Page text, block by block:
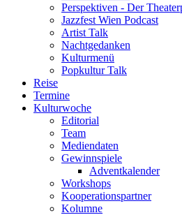
Perspektiven - Der
Jazzfest Wien Podcast
Artist Talk
Nachtgedanken
Kulturmenü
Popkultur Talk
Reise
Termine
Kulturwoche
Editorial
Team
Mediendaten
Gewinnspiele
Adventkalender
Workshops
Kooperationspartner
Kolumne